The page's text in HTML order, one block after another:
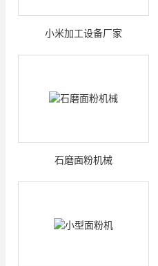
小米加工设备厂家
石磨面粉机械